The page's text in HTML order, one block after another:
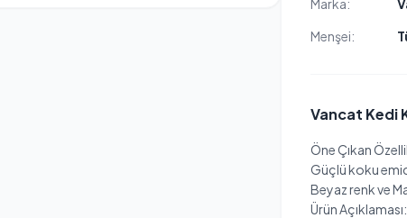
Marka:
Menşei:
Vancat Kedi
Öne Çıkan
Güçlü koku
Beyaz renk ve
Ürün Açıklaması: